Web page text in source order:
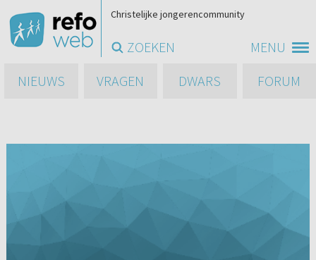
MENU
Christelijke jongerencommunity
ZOEKEN
NIEUWS
VRAGEN DWARS FORUM